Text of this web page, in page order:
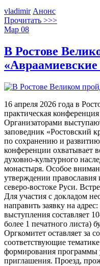
vladimir Анонс
Прочитать >>>
Мар 08
В Ростове
«Авраамиевские
16 апреля 2026 года в
практическая
Организаторами
заповедник «Ростовский
по сохранению и
конференции охватывает
духовно-культурного
монастыря. Особое
утверждении
северо-востоке Руси.
Для участия с докладом
направить заявку на
выступления составляет
более 1 печатного листа)
Оргкомитет оставляет за
соответствующие
формирования программы
приглашения. Проезд,